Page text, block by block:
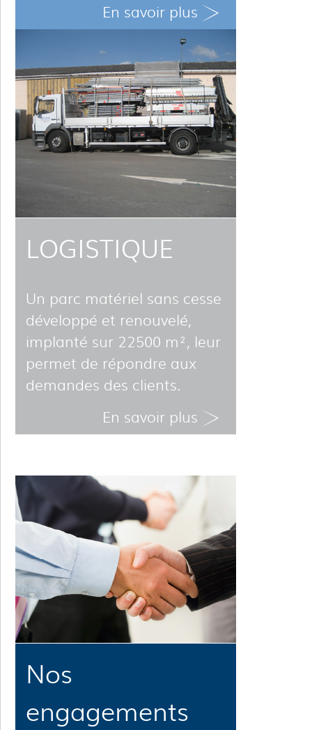
En savoir plus
LOGISTIQUE
Un parc matériel sans cesse
développé et renouvelé,
implanté sur 22500 m², leur
permet de répondre aux
demandes des clients.
En savoir plus
Nos
engagements